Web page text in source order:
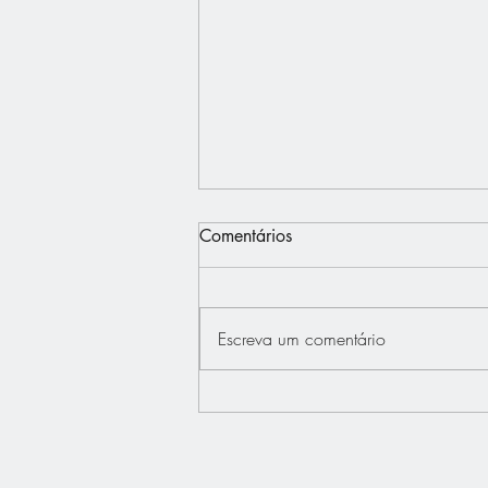
Interview - Français.Press -
Comentários
Escreva um comentário